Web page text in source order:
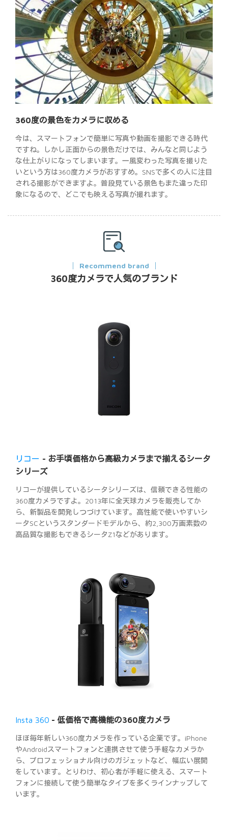
360度の景色をカメラに収める
今は、スマートフォンで簡単に写真や動画を撮影できる時代
ですね。しかし正面からの景色だけでは、みんなと同じよう
な仕上がりになってしまいます。一風変わった写真を撮りた
いという方は360度カメラがおすすめ。SNSで多くの人に注目
される撮影ができますよ。普段見ている景色もまた違った印
象になるので、どこでも映える写真が撮れます。
Recommend brand
360度カメラで人気のブランド
リコー - お手頃価格から高級カメラまで揃えるシータ
シリーズ
リコーが提供しているシータシリーズは、信頼できる性能の
360度カメラですよ。2013年に全天球カメラを販売してか
ら、新製品を開発しつづけています。高性能で使いやすいシ
ータSCというスタンダードモデルから、約2,300万画素数の
高品質な撮影もできるシータZ1などがあります。
Insta 360 - 低価格で高機能の360度カメラ
ほぼ毎年新しい360度カメラを作っている企業です。iPhone
やAndroidスマートフォンと連携させて使う手軽なカメラか
ら、プロフェッショナル向けのガジェットなど、幅広い展開
をしています。とりわけ、初心者が手軽に使える、スマート
フォンに接続して使う簡単なタイプを多くラインナップして
います。